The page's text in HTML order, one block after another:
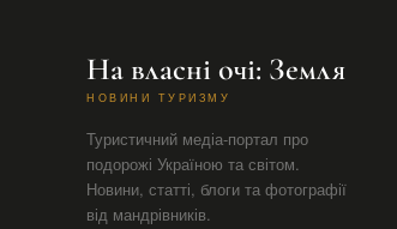
На власні очі: Земля
НОВИНИ ТУРИЗМУ
Туристичний медіа-портал про
подорожі Україною та світом.
Новини, статті, блоги та фотографії
від мандрівників.